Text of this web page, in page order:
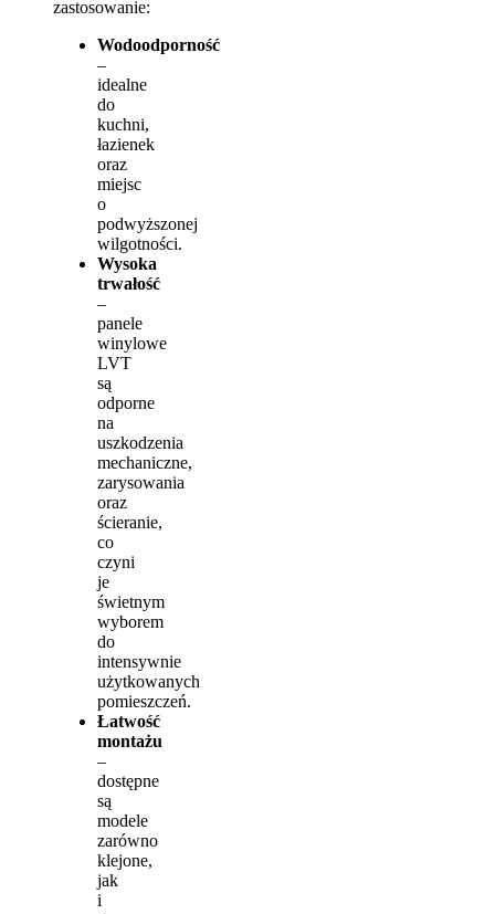
zastosowanie:
Wodoodporność
–
idealne
do
kuchni,
łazienek
oraz
miejsc
o
podwyższonej
wilgotności.
Wysoka
trwałość
–
panele
winylowe
LVT
są
odporne
na
uszkodzenia
mechaniczne,
zarysowania
oraz
ścieranie,
co
czyni
je
świetnym
wyborem
do
intensywnie
użytkowanych
pomieszczeń.
Łatwość
montażu
–
dostępne
są
modele
zarówno
klejone,
jak
i